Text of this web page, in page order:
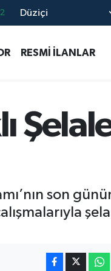
Düziçi
RESMİ İLANLAR
son